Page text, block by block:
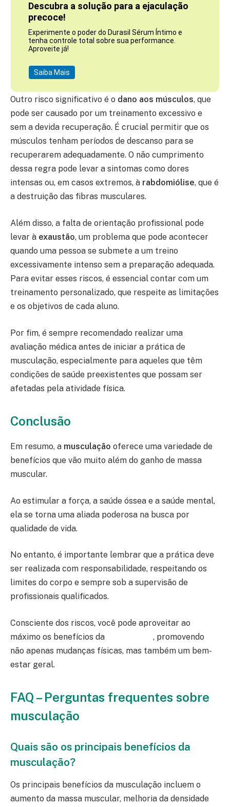
Descubra a solução para a ejaculação
precoce!
Experimente o poder do Durasil Sérum Íntimo e
tenha controle total sobre sua performance.
Aproveite já!
Saiba Mais
Outro risco significativo é o dano aos músculos, que
pode ser causado por um treinamento excessivo e
sem a devida recuperação. É crucial permitir que os
músculos tenham períodos de descanso para se
recuperarem adequadamente. O não cumprimento
dessa regra pode levar a sintomas como dores
intensas ou, em casos extremos, à rabdomiólise, que é
a destruição das fibras musculares.
Além disso, a falta de orientação profissional pode
levar à exaustão, um problema que pode acontecer
quando uma pessoa se submete a um treino
excessivamente intenso sem a preparação adequada.
Para evitar esses riscos, é essencial contar com um
treinamento personalizado, que respeite as limitações
e os objetivos de cada aluno.
Por fim, é sempre recomendado realizar uma
avaliação médica antes de iniciar a prática de
musculação, especialmente para aqueles que têm
condições de saúde preexistentes que possam ser
afetadas pela atividade física.
Conclusão
Em resumo, a musculação oferece uma variedade de
benefícios que vão muito além do ganho de massa
muscular.
Ao estimular a força, a saúde óssea e a saúde mental,
ela se torna uma aliada poderosa na busca por
qualidade de vida.
No entanto, é importante lembrar que a prática deve
ser realizada com responsabilidade, respeitando os
limites do corpo e sempre sob a supervisão de
profissionais qualificados.
Consciente dos riscos, você pode aproveitar ao
máximo os benefícios da
, promovendo
não apenas mudanças físicas, mas também um bem-
estar geral.
FAQ – Perguntas frequentes sobre
musculação
Quais são os principais benefícios da
musculação?
Os principais benefícios da musculação incluem o
aumento da massa muscular, melhoria da densidade